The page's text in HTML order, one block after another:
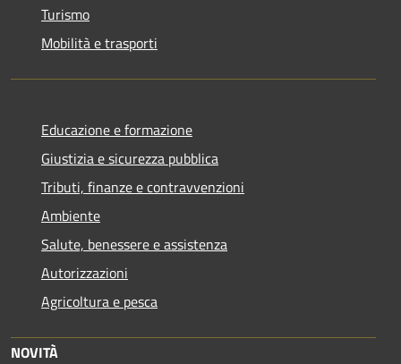
Turismo
Mobilità e trasporti
Educazione e formazione
Giustizia e sicurezza pubblica
Tributi, finanze e contravvenzioni
Ambiente
Salute, benessere e assistenza
Autorizzazioni
Agricoltura e pesca
NOVITÀ